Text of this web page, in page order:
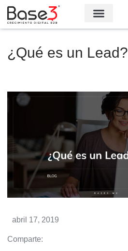
¿Qué es un Lead?
abril 17, 2019
Comparte: